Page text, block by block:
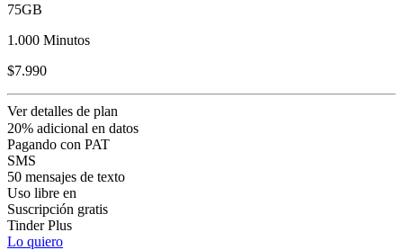
75GB
1.000 Minutos
$7.990
Ver detalles de plan
20% adicional en datos
Pagando con PAT
SMS
50 mensajes de texto
Uso libre en
Suscripción gratis
Tinder Plus
Lo quiero